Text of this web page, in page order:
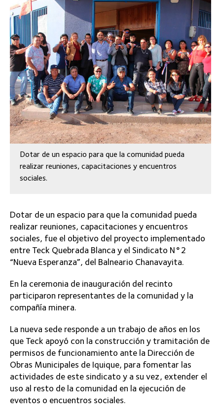
Dotar de un espacio para que la comunidad pueda
realizar reuniones, capacitaciones y encuentros
sociales.
Dotar de un espacio para que la comunidad pueda
realizar reuniones, capacitaciones y encuentros
sociales, fue el objetivo del proyecto implementado
entre Teck Quebrada Blanca y el Sindicato N°2
“Nueva Esperanza”, del Balneario Chanavayita.
En la ceremonia de inauguración del recinto
participaron representantes de la comunidad y la
compañía minera.
La nueva sede responde a un trabajo de años en los
que Teck apoyó con la construcción y tramitación de
permisos de funcionamiento ante la Dirección de
Obras Municipales de Iquique, para fomentar las
actividades de este sindicato y a su vez, extender el
uso al resto de la comunidad en la ejecución de
eventos o encuentros sociales.